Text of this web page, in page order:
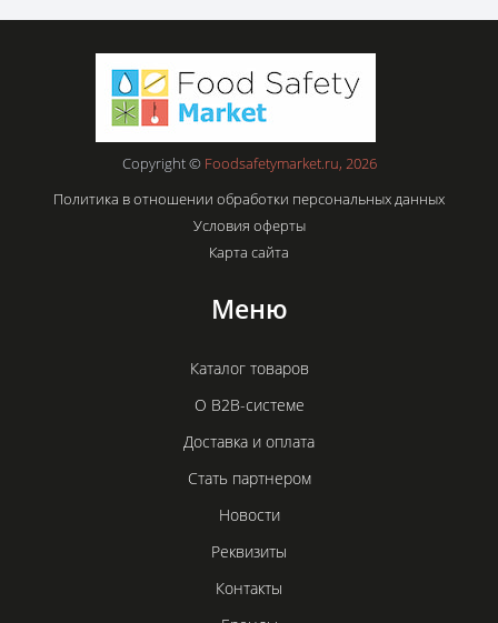
Copyright © Foodsafetymarket.ru, 2026
Политика в отношении обработки персональных данных
Условия оферты
Карта сайта
Меню
Каталог товаров
О B2B-системе
Доставка и оплата
Стать партнером
Новости
Реквизиты
Контакты